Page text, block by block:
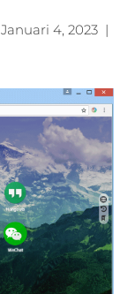
Januari 4, 2023|